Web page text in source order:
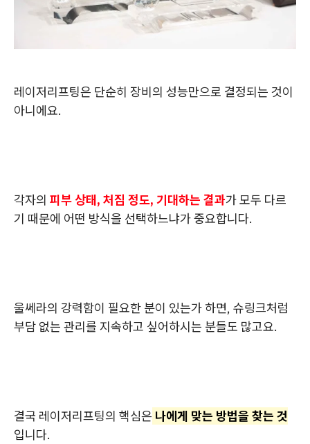
레이저리프팅은 단순히 장비의 성능만으로 결정되는 것이
아니에요.
각자의 피부 상태, 처짐 정도, 기대하는 결과가 모두 다르
기 때문에 어떤 방식을 선택하느냐가 중요합니다.
울쎄라의 강력함이 필요한 분이 있는가 하면, 슈링크처럼
부담 없는 관리를 지속하고 싶어하시는 분들도 많고요.
결국 레이저리프팅의 핵심은 나에게 맞는 방법을 찾는 것
입니다.